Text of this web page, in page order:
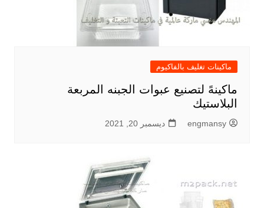
ماكينات تغليف بالفاكيوم
ماكينهً لتصنيع عبوات الجبنه المربعة
البلاستيك
engmansy ديسمبر 20, 2021